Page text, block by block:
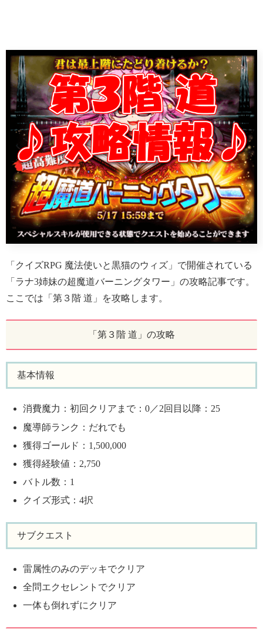
「クイズRPG 魔法使いと黒猫のウィズ」で開催されている
「ラナ3姉妹の超魔道バーニングタワー」の攻略記事です。
ここでは「第３階 道」を攻略します。
「第３階 道」の攻略
基本情報
消費魔力：初回クリアまで：0／2回目以降：25
魔導師ランク：だれでも
獲得ゴールド：1,500,000
獲得経験値：2,750
バトル数：1
クイズ形式：4択
サブクエスト
雷属性のみのデッキでクリア
全問エクセレントでクリア
一体も倒れずにクリア